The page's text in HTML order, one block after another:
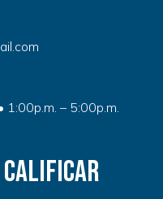
1:00p.m. – 5:00p.m.
calificar